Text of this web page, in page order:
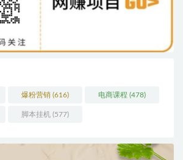
爆粉营销 (616) 电商课程 (478)
脚本挂机 (577)